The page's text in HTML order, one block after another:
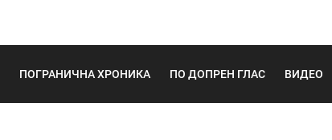
ПОГРАНИЧНА ХРОНИКА ПО ДОПРЕН ГЛАС ВИДЕО